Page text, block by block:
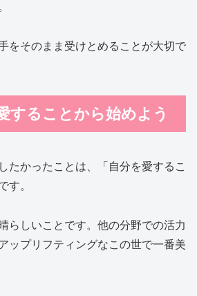
をそのまま受けとめることが大切で
することから始めよう
たかったことは、「自分を愛するこ
す。
らしいことです。他の分野での活力
ップリフティングなこの世で一番美